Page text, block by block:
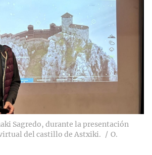
Sagredo, durante la presentación
del castillo de Astxiki.
O.